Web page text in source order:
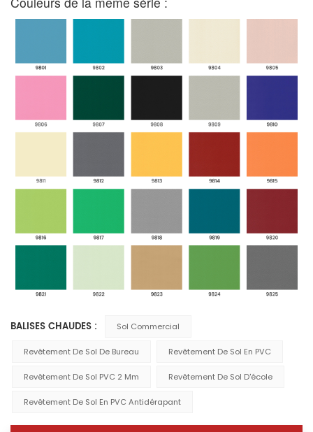
BALISES CHAUDES : Sol Commercial
Revêtement De Sol De Bureau Revêtement De Sol En PVC
Revêtement De Sol PVC 2 Mm Revêtement De Sol D'école
Revêtement De Sol En PVC Antidérapant